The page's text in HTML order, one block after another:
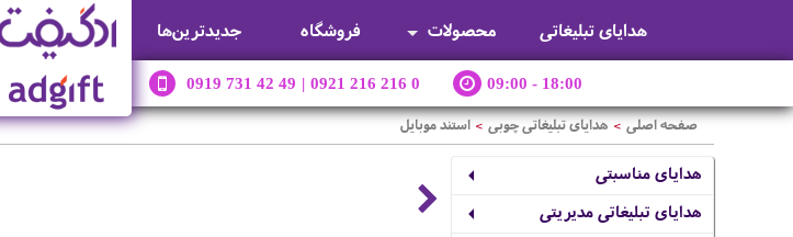
هدایای تبلیغاتی محصولات فروشگاه جديدترين‌ها
0919 731 42 49 | 0921 216 216 0 09:00 - 18:00
صفحه اصلی > هدایای تبلیغاتی چوبی > استند موبایل
هدایای مناسبتی
هدایای تبلیغاتی مدیریتی